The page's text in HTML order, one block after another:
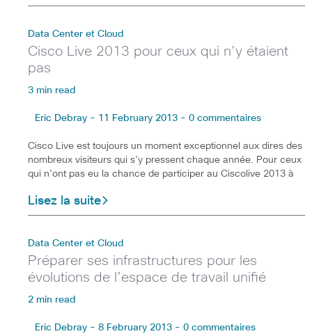
Data Center et Cloud
Cisco Live 2013 pour ceux qui n’y étaient
pas
3 min read
Eric Debray - 11 February 2013 - 0 commentaires
Cisco Live est toujours un moment exceptionnel aux dires des
nombreux visiteurs qui s’y pressent chaque année. Pour ceux
qui n’ont pas eu la chance de participer au Ciscolive 2013 à
Lisez la suite
Data Center et Cloud
Préparer ses infrastructures pour les
évolutions de l’espace de travail unifié
2 min read
Eric Debray - 8 February 2013 - 0 commentaires